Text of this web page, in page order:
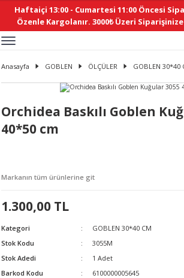
Haftaiçi 13:00 - Cumartesi 11:00 Öncesi
Özenle Kargolanır. 3000₺ Üzeri
Geri Dön
Geri Dön
Geri Dön
Geri Dön
Geri Dön
Geri Dön
Geri Dön
Geri Dön
Geri Dön
Geri Dön
Geri Dön
Geri Dön
Geri Dön
Geri Dön
Geri Dön
AKSESUAR
Geri Dön
DERGİ
Geri Dön
Geri Dön
Geri Dön
Geri Dön
Geri Dön
Anasayfa GOBLEN ÖLÇÜLER GOBLEN 30*40
Orchidea Baskılı Goblen
40*50 cm
Markanın tüm ürünlerine git
1.300,00 TL
Kategori
GOBLEN 30*40 CM
Stok Kodu
3055M
Stok Adedi
1 Adet
Barkod Kodu
6100000005645